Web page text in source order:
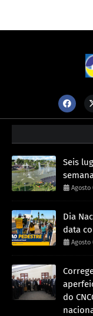
Seis
Agosto
Dia
data
Agosto
do